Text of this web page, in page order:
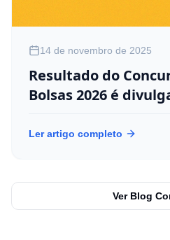
14 de novembro de 2025
Resultado do
Bolsas 2026 é
Ler artigo completo
Ver Blog